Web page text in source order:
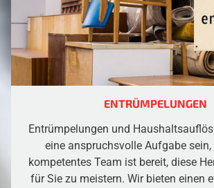
ENTRÜMPELUNGEN
Entrümpelungen und
eine anspruchsvolle Aufgabe sein,
kompetentes Team ist bereit, diese
für Sie zu meistern. Wir bieten einen